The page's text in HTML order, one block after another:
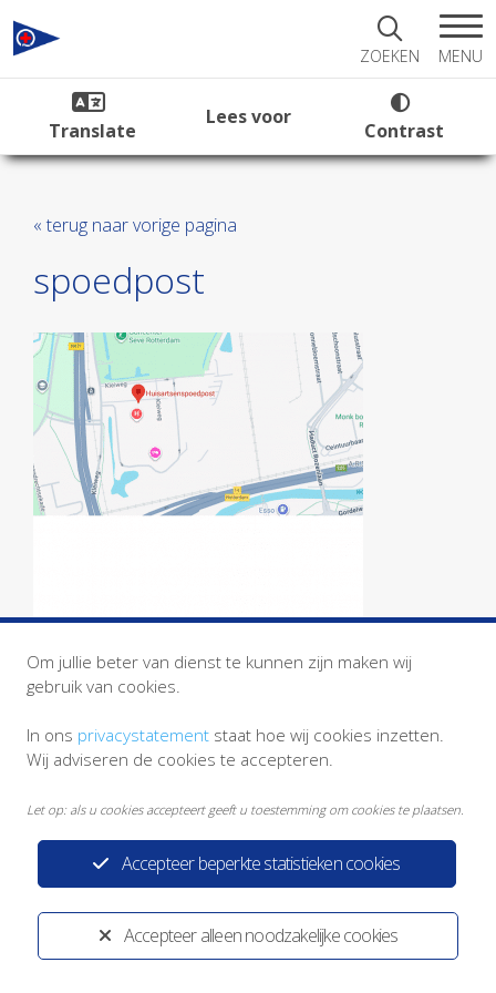
ZOEKEN MENU
Translate
Lees voor
Contrast
« terug naar vorige pagina
spoedpost
Privacystatement Disclaimer
Ontwikkeld door: Yardzorgsites.nl
Accepteer alleen noodzakelijke cookies
Accepteer beperkte statistieken cookies
Om jullie beter van dienst te kunnen zijn maken wij
gebruik van cookies.
In ons privacystatement staat hoe wij cookies inzetten.
Wij adviseren de cookies te accepteren.
Let op: als u cookies accepteert geeft u toestemming om cookies te plaatsen.